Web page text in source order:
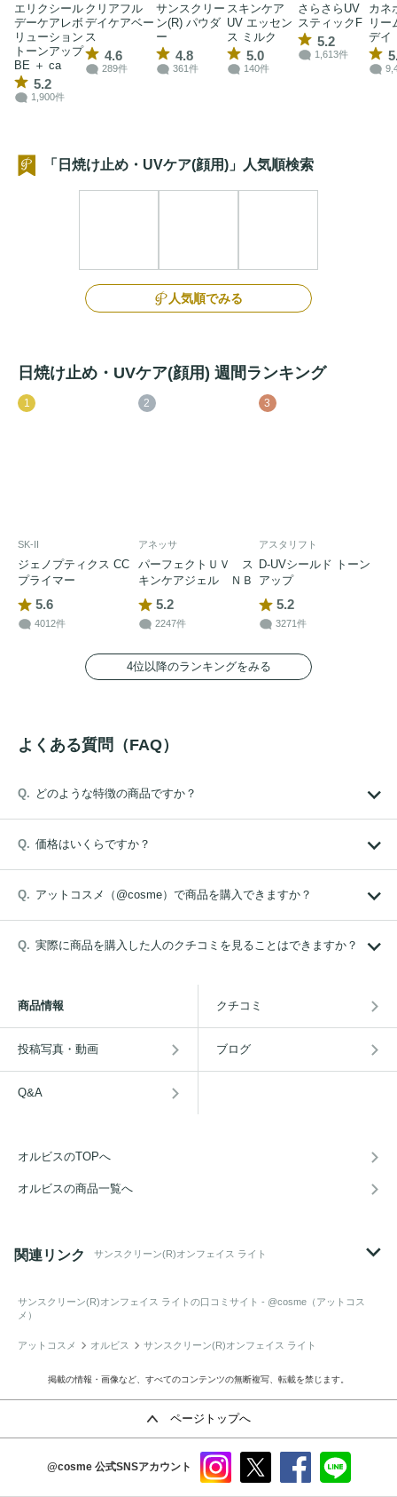
エリクシール
デーケアレボ
リューション
トーンアップ
BE ＋ ca
5.2
1,900件
クリアフル
デイケアベー
ス
4.6
289件
サンスクリー
ン(R) パウダ
ー
4.8
361件
スキンケア
UV エッセン
ス ミルク
5.0
140件
さらさらUV
スティックF
5.2
1,613件
カネ
リー
デイ
「日焼け止め・UVケア(顔用)」人気順検索
人気順でみる
日焼け止め・UVケア(顔用) 週間ランキング
1
SK-II
ジェノプティクス CC
プライマー
5.6
4012件
2
アネッサ
パーフェクトＵＶ ス
キンケアジェル ＮＢ
5.2
2247件
3
アスタリフト
D-UVシールド トーン
アップ
5.2
3271件
4位以降のランキングをみる
よくある質問（FAQ）
どのような特徴の商品ですか？
価格はいくらですか？
アットコスメ（@cosme）で商品を購入できますか？
実際に商品を購入した人のクチコミを見ることはできますか？
商品情報 クチコミ
投稿写真・動画 ブログ
Q&A
オルビスのTOPへ
オルビスの商品一覧へ
関連リンク サンスクリーン(R)オンフェイス ライト
サンスクリーン(R)オンフェイス ライト の口コミサイト - @cosme（アットコス
メ）
アットコスメ オルビス サンスクリーン(R)オンフェイス ライト
掲載の情報・画像など、すべてのコンテンツの無断複写、転載を禁じます。
ページトップへ
@cosme 公式SNSアカウント